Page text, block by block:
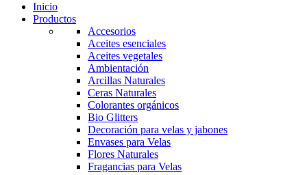
Inicio
Productos
Accesorios
Aceites esenciales
Aceites vegetales
Ambientación
Arcillas Naturales
Ceras Naturales
Colorantes orgánicos
Bio Glitters
Decoración para velas y jabones
Envases para Velas
Flores Naturales
Fragancias para Velas